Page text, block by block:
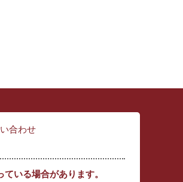
合わせ
いる場合があります。